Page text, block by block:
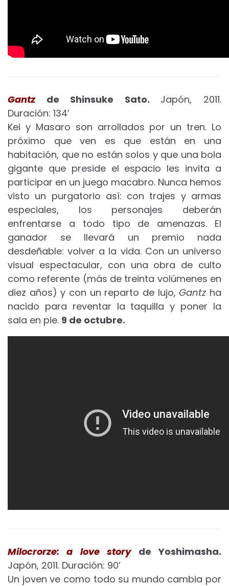
Gantz de Shinsuke Sato. Japón, 2011.
Duración: 134’
Kei y Masaro son arrollados por un tren. Lo
próximo que ven es que están en una
habitación, que no están solos y que una bola
gigante que preside el espacio les invita a
participar en un juego macabro. Nunca hemos
visto un purgatorio así: con trajes y armas
especiales, los personajes deberán
enfrentarse a todo tipo de amenazas. El
ganador se llevará un premio nada
desdeñable: volver a la vida. Con un universo
visual espectacular, con una obra de culto
como referente (más de treinta volúmenes en
diez años) y con un reparto de lujo, Gantzha
nacido para reventar la taquilla y poner la
sala en pie. 9 de octubre.
Milocrorze: a love storyde Yoshimasha.
Japón, 2011. Duración: 90’
Un joven ve como todo su mundo cambia por